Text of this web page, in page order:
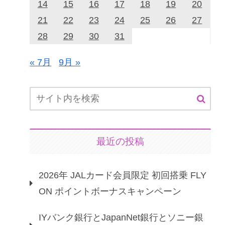
14
15 16 17 18 19
20
21
22 23 24 25 26
27
28
29 30 31
« 7月 9月 »
最近の投稿
2026年 JALカード会員限定 初回搭乗 FLY
ON ポイントボーナスキャンペーン
IYバンク銀行とJapanNet銀行とソニー銀